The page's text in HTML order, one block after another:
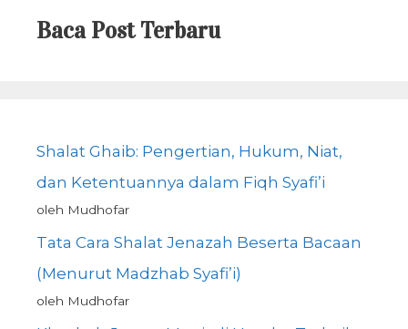
Baca Post Terbaru
Shalat Ghaib: Pengertian, Hukum, Niat,
dan Ketentuannya dalam Fiqh Syafi’i
oleh Mudhofar
Tata Cara Shalat Jenazah Beserta Bacaan
(Menurut Madzhab Syafi’i)
oleh Mudhofar